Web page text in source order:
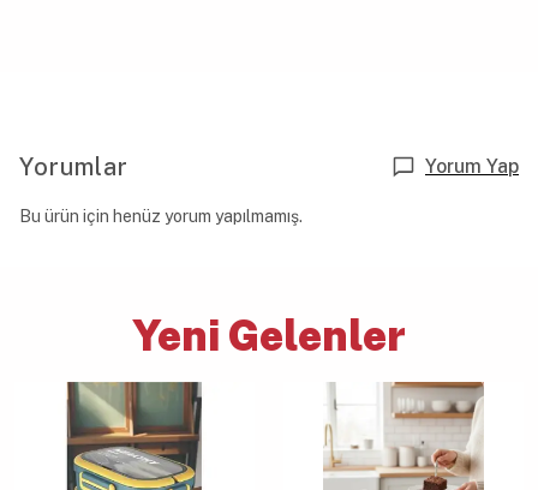
Yorumlar Yorum Yap
Bu ürün için henüz yorum yapılmamış.
Yeni Gelenler